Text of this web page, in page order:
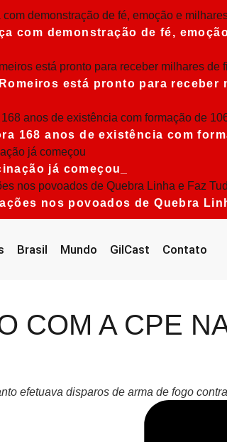
com demonstração de fé,
está pronto para receber
168 anos de existência com
já começou
nos povoados de Quebra
Brasil Mundo GilCast Contato
COM A CPE
efetuava disparos de arma de fogo